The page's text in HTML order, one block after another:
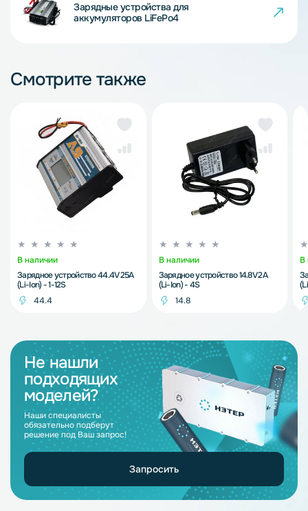
Зарядные устройства для
аккумуляторов LiFePo4
Смотрите также
В наличии
Зарядное устройство 44.4V 25A
(Li-Ion) - 1-12S
44.4
В наличии
Зарядное устройство 14.8V 2A
(Li-Ion) - 4S
14.8
В
Не нашли
подходящих
моделей?
Наши специалисты
обязательно подберут
решение под Ваш запрос!
Запросить